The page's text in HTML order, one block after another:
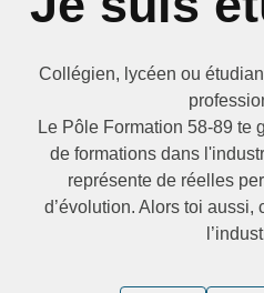
Collégien, lycéen ou
Le Pôle Formation 58-89 te
de formations dans
représente de réelles
d’évolution. Alors toi aussi,